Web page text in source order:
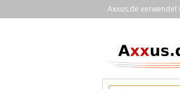
Axxus.de verwendet